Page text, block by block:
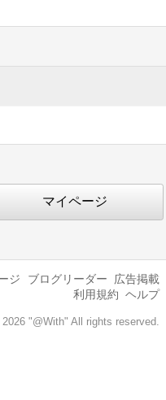
マイページ
ジ ブログリーダー
広告掲載
利用規約 ヘルプ
"@With" All rights reserved.